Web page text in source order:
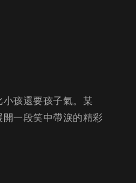
孩還要孩子氣。某
一段笑中帶淚的精彩